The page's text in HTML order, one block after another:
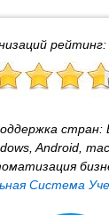
рейтинг:
стран:
Android,
Система